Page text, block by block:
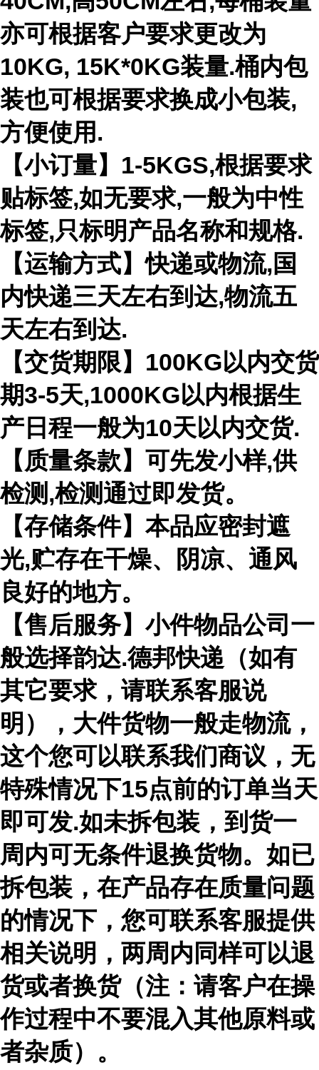
亦可根据客户要求更改为
10KG, 15K*0KG装量.桶内包
装也可根据要求换成小包装,
方便使用.
【小订量】1-5KGS,根据要求
贴标签,如无要求,一般为中性
标签,只标明产品名称和规格.
【运输方式】快递或物流,国
内快递三天左右到达,物流五
天左右到达.
【交货期限】100KG以内交货
期3-5天,1000KG以内根据生
产日程一般为10天以内交货.
【质量条款】可先发小样,供
检测,检测通过即发货。
【存储条件】本品应密封遮
光,贮存在干燥、阴凉、通风
良好的地方。
【售后服务】小件物品公司一
般选择韵达.德邦快递（如有
其它要求，请联系客服说
明），大件货物一般走物流，
这个您可以联系我们商议，无
特殊情况下15点前的订单当天
即可发.如未拆包装，到货一
周内可无条件退换货物。如已
拆包装，在产品存在质量问题
的情况下，您可联系客服提供
相关说明，两周内同样可以退
货或者换货（注：请客户在操
作过程中不要混入其他原料或
者杂质）。